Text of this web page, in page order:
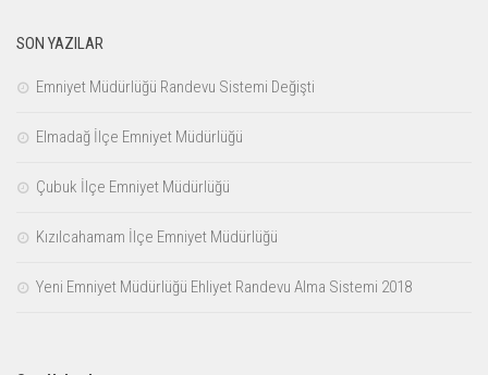
SON YAZILAR
Emniyet Müdürlüğü Randevu Sistemi Değişti
Elmadağ İlçe Emniyet Müdürlüğü
Çubuk İlçe Emniyet Müdürlüğü
Kızılcahamam İlçe Emniyet Müdürlüğü
Yeni Emniyet Müdürlüğü Ehliyet Randevu Alma Sistemi 2018